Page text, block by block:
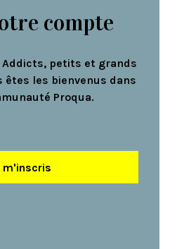
compte
Addicts, petits et grands
êtes les bienvenus dans
Proqua.
m'inscris